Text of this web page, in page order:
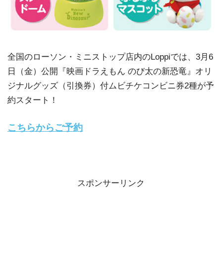
全国のローソン・ミニストップ店内のLoppiでは、3月6
日（金）公開『映画ドラえもん のび太の新恐竜』オリ
ジナルグッズ（引換券）付ムビチケコンビニ券2種が予
約スタート！
こちらからご予約
スポンサーリンク